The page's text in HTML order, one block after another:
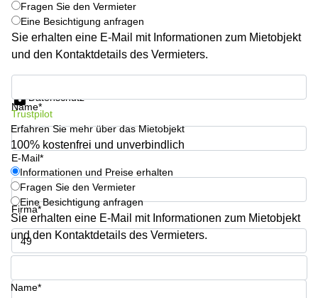
Centres
Esch-
sur-
Alzette
Centres
Sandweiler
Fragen Sie den Vermieter
Eine Besichtigung anfragen
Sie erhalten eine E-Mail mit Informationen zum Mietobjekt
und den Kontaktdetails des Vermieters.
Name*
E-Mail*
Firma*
Telefon*
Datenschutz
Trustpilot
Erfahren Sie mehr über das Mietobjekt
100% kostenfrei und unverbindlich
Informationen und Preise erhalten
Fragen Sie den Vermieter
Eine Besichtigung anfragen
Sie erhalten eine E-Mail mit Informationen zum Mietobjekt
und den Kontaktdetails des Vermieters.
Name*